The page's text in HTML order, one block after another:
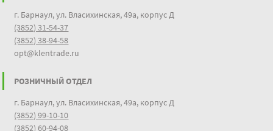
г. Барнаул, ул. Власихинская, 49а, корпус Д
(3852) 31-54-37
(3852) 38-94-58
opt@klentrade.ru
РОЗНИЧНЫЙ ОТДЕЛ
г. Барнаул, ул. Власихинская, 49а, корпус Д
(3852) 99-10-10
(3852) 60-94-08